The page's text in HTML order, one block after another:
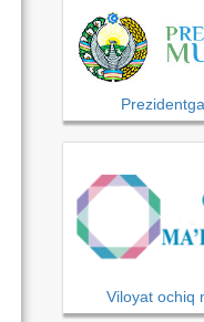
Viloyat ochiq